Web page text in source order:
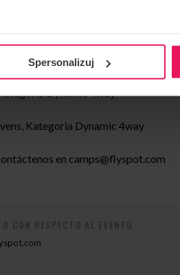
Spersonalizuj
Ravens, Categoria: Dynamic
Dynamic 4way
Kategoria Dynamic 4way
en camps@flyspot.com